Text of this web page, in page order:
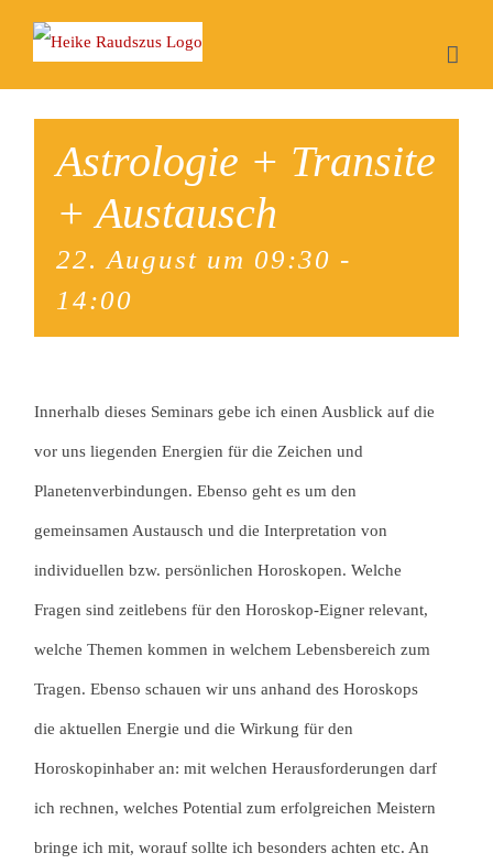
Inhalt
Astrologie + Transite
+ Austausch
22. August um 09:30 -
14:00
Innerhalb dieses Seminars gebe ich einen Ausblick auf die
vor uns liegenden Energien für die Zeichen und
Planetenverbindungen. Ebenso geht es um den
gemeinsamen Austausch und die Interpretation von
individuellen bzw. persönlichen Horoskopen. Welche
Fragen sind zeitlebens für den Horoskop-Eigner relevant,
welche Themen kommen in welchem Lebensbereich zum
Tragen. Ebenso schauen wir uns anhand des Horoskops
die aktuellen Energie und die Wirkung für den
Horoskopinhaber an: mit welchen Herausforderungen darf
ich rechnen, welches Potential zum erfolgreichen Meistern
bringe ich mit, worauf sollte ich besonders achten etc. An